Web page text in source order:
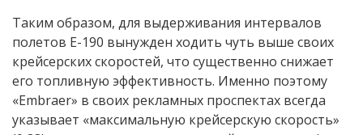
Таким образом, для выдерживания интервалов
полетов E-190 вынужден ходить чуть выше своих
крейсерских скоростей, что существенно снижает
его топливную эффективность. Именно поэтому
«Embraer» в своих рекламных проспектах всегда
указывает «максимальную крейсерскую скорость»